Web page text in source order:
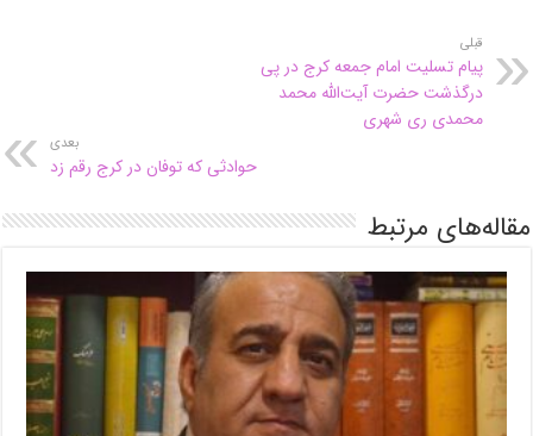
قبلی
پیام تسلیت امام جمعه کرج در پی
درگذشت حضرت آیت‌الله محمد
محمدی ری شهری
بعدی
حوادثی که توفان در کرج رقم زد
مقاله‌های مرتبط